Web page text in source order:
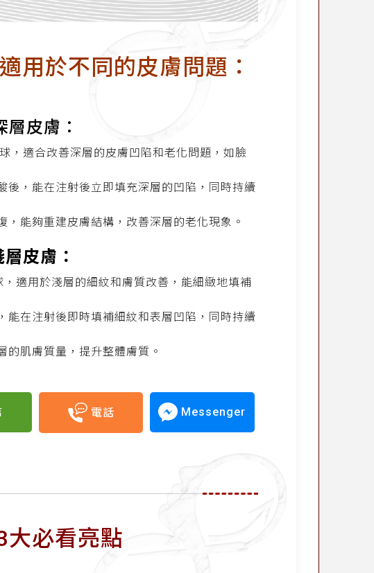
用於不同的皮膚問題：
皮膚：
，適合改善深層的皮膚凹陷和老化問題，如臉
後，能在注射後立即填充深層的凹陷，同時持續
能夠重建皮膚結構，改善深層的老化現象。
皮膚：
適用於淺層的細紋和膚質改善，能細緻地填補
能在注射後即時填補細紋和表層凹陷，同時持續
的肌膚質量，提升整體膚質。
電話 Messenger
大必看亮點